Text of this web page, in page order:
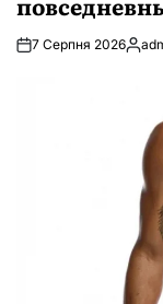
7 Серпня 2026